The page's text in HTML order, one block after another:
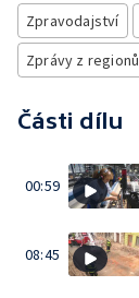
Zpravodajství
Zprávy z regionů
Části dílu
00:59
08:45